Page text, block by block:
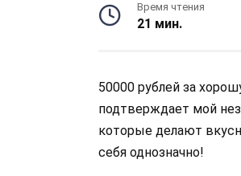
Время чтения
21 мин.
50000 рублей за
подтверждает мой
которые делают
себя однозначно!